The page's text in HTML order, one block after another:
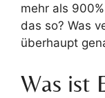
mehr als
das so? Was
überhaupt
Was ist